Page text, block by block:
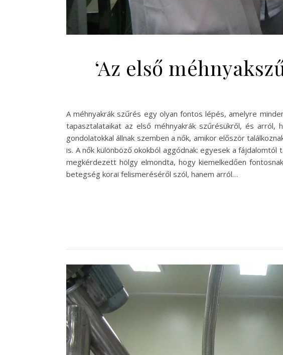
‘Az első
A méhnyakrák szűrés egy olyan fontos lépés, amelyre
tapasztalataikat az első méhnyakrák szűrésükről, és
gondolatokkal állnak szemben a nők, amikor először
is. A nők különböző okokból aggódnak: egyesek a
megkérdezett hölgy elmondta, hogy kiemelkedően
betegség korai felismeréséről szól, hanem arról…